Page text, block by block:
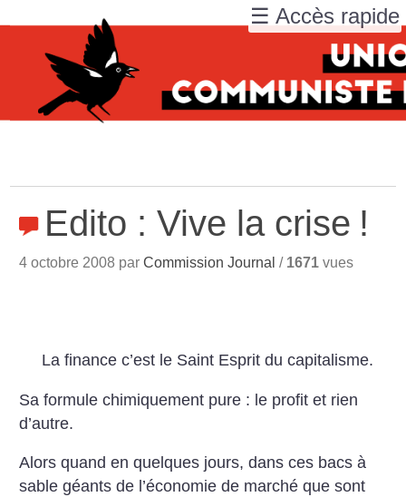
Edito : Vive la crise !
4 octobre 2008 parCommission Journal / 1671 vues
La finance c’est le Saint Esprit du capitalisme.
Sa formule chimiquement pure : le profit et rien
d’autre.
Alors quand en quelques jours, dans ces bacs à
sable géants de l’économie de marché que sont
☰ Accès rapide